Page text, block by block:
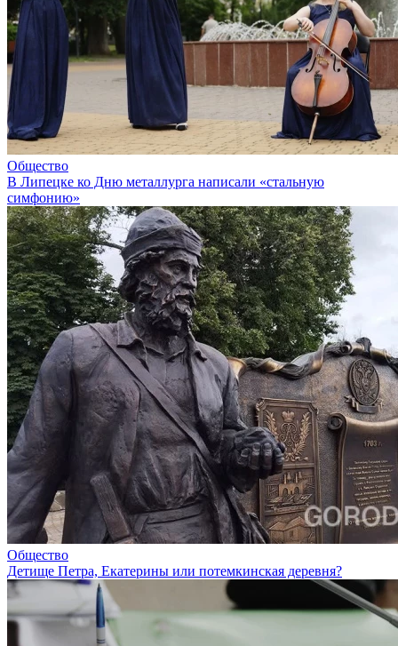
Общество
В Липецке ко Дню металлурга написали «стальную
симфонию»
Общество
Детище Петра, Екатерины или потемкинская деревня?